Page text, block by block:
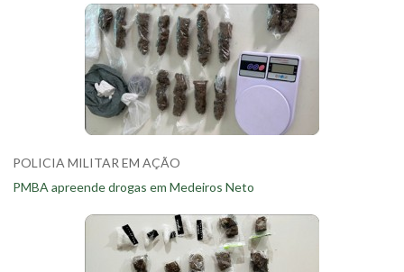
POLICIA MILITAR EM AÇÃO
PMBA apreende drogas em Medeiros Neto